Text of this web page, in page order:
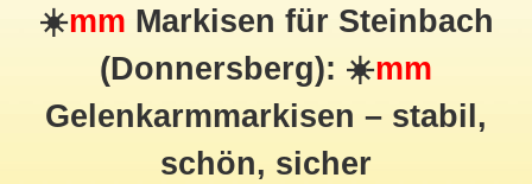
☀️mm Markisen für Steinbach
(Donnersberg): ☀️mm
Gelenkarmmarkisen – stabil,
schön, sicher